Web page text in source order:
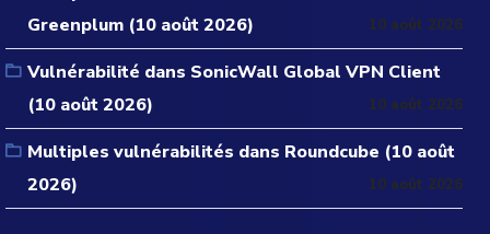
Greenplum (10 août 2026)
10 août 2026
Vulnérabilité dans SonicWall Global VPN Client
(10 août 2026)
10 août 2026
Multiples vulnérabilités dans Roundcube (10 août
2026)
10 août 2026